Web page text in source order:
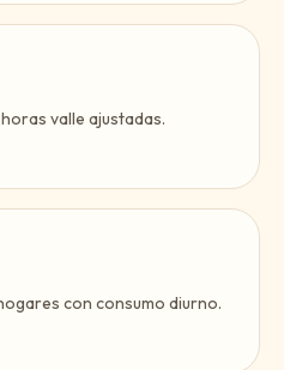
valle ajustadas.
con consumo diurno.